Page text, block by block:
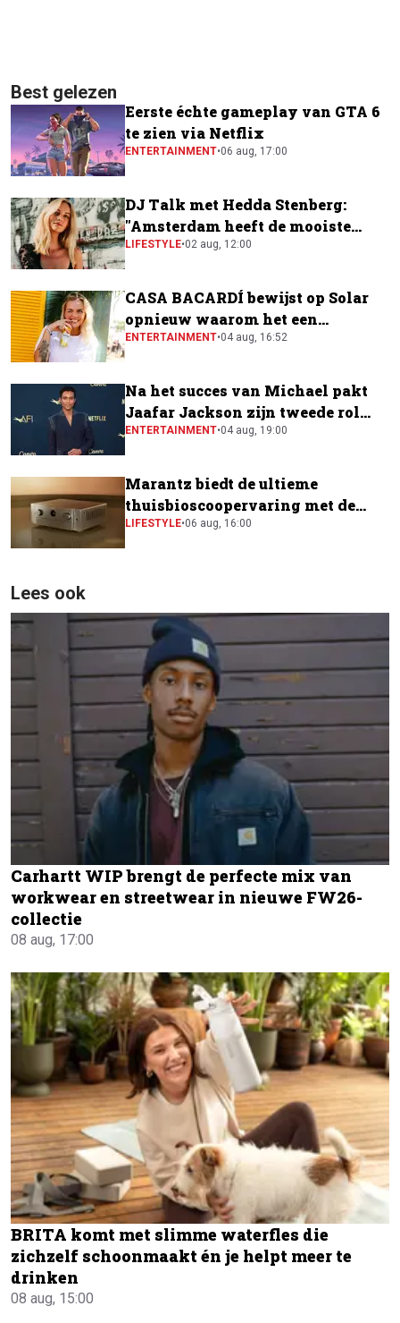
Best gelezen
Eerste échte gameplay van GTA 6
te zien via Netflix
ENTERTAINMENT•06 aug, 17:00
DJ Talk met Hedda Stenberg:
"Amsterdam heeft de mooiste
festivalscene van Europa"
LIFESTYLE•02 aug, 12:00
CASA BACARDÍ bewijst op Solar
opnieuw waarom het een
festivalfavoriet is
ENTERTAINMENT•04 aug, 16:52
Na het succes van Michael pakt
Jaafar Jackson zijn tweede rol
naast Will Smith
ENTERTAINMENT•04 aug, 19:00
Marantz biedt de ultieme
thuisbioscoopervaring met de
CINEMA Series 2
LIFESTYLE•06 aug, 16:00
Lees ook
Carhartt WIP brengt de perfecte mix van
workwear en streetwear in nieuwe FW26-
collectie
08 aug, 17:00
BRITA komt met slimme waterfles die
zichzelf schoonmaakt én je helpt meer te
drinken
08 aug, 15:00